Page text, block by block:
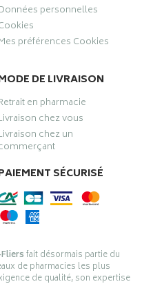
personnelles
préférences Cookies
DE LIVRAISON
en pharmacie
chez vous
chez un
SÉCURISÉ
fait désormais partie du
de pharmacies les plus
de qualité, son expertise